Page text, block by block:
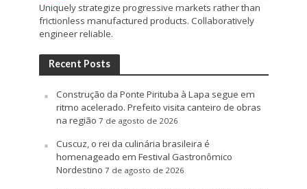
Uniquely strategize progressive markets rather than
frictionless manufactured products. Collaboratively
engineer reliable.
Recent Posts
Construção da Ponte Pirituba à Lapa segue em
ritmo acelerado. Prefeito visita canteiro de obras
na região 7 de agosto de 2026
Cuscuz, o rei da culinária brasileira é
homenageado em Festival Gastronômico
Nordestino 7 de agosto de 2026